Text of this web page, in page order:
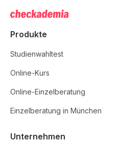
Produkte
Studienwahltest
Online-Kurs
Online-Einzelberatung
Einzelberatung in München
Unternehmen